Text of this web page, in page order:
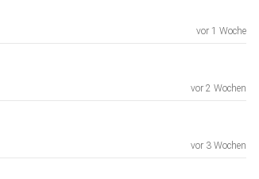
vor 1 Woche
vor 2 Wochen
vor 3 Wochen